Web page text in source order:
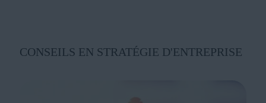
CONSEILS EN STRATÉGIE D'ENTREPRISE